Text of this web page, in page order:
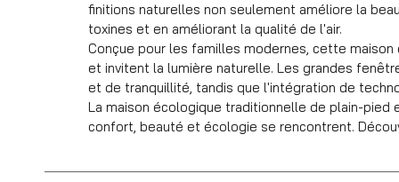
finitions naturelles non seulement améliore la
toxines et en améliorant la qualité de l'air.
Conçue pour les familles modernes, cette
et invitent la lumière naturelle. Les grandes
et de tranquillité, tandis que l'intégration de
La maison écologique traditionnelle de plain-pied
confort, beauté et écologie se rencontrent.